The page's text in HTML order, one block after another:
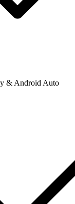
& Android Auto